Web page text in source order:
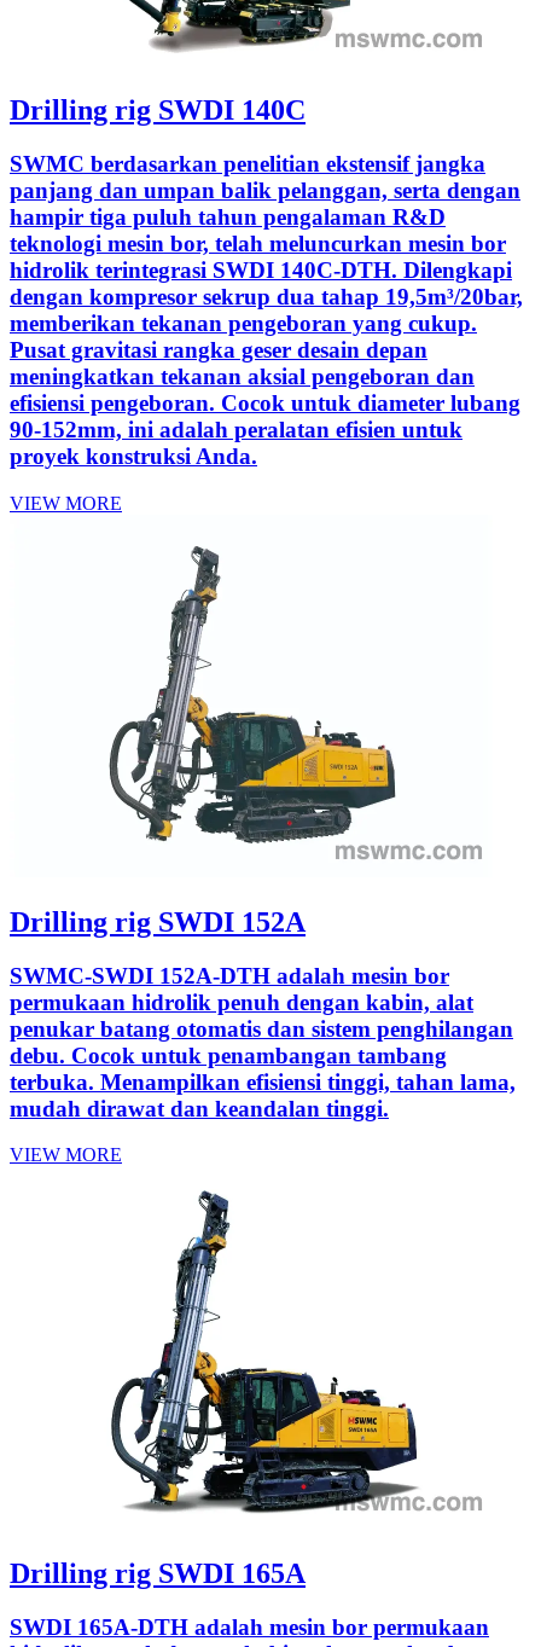
Drilling rig SWDI 140C
SWMC berdasarkan penelitian ekstensif jangka
panjang dan umpan balik pelanggan, serta dengan
hampir tiga puluh tahun pengalaman R&D
teknologi mesin bor, telah meluncurkan mesin bor
hidrolik terintegrasi SWDI 140C-DTH. Dilengkapi
dengan kompresor sekrup dua tahap 19,5m³/20bar,
memberikan tekanan pengeboran yang cukup.
Pusat gravitasi rangka geser desain depan
meningkatkan tekanan aksial pengeboran dan
efisiensi pengeboran. Cocok untuk diameter lubang
90-152mm, ini adalah peralatan efisien untuk
proyek konstruksi Anda.
VIEW MORE
Drilling rig SWDI 152A
SWMC-SWDI 152A-DTH adalah mesin bor
permukaan hidrolik penuh dengan kabin, alat
penukar batang otomatis dan sistem penghilangan
debu. Cocok untuk penambangan tambang
terbuka. Menampilkan efisiensi tinggi, tahan lama,
mudah dirawat dan keandalan tinggi.
VIEW MORE
Drilling rig SWDI 165A
SWDI 165A-DTH adalah mesin bor permukaan